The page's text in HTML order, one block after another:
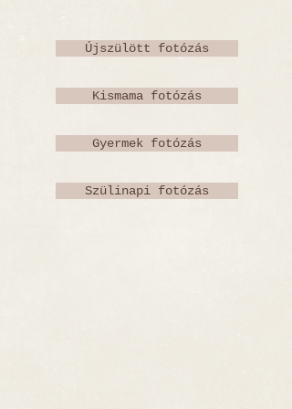
Újszülött fotózás
Kismama fotózás
Gyermek fotózás
Szülinapi fotózás